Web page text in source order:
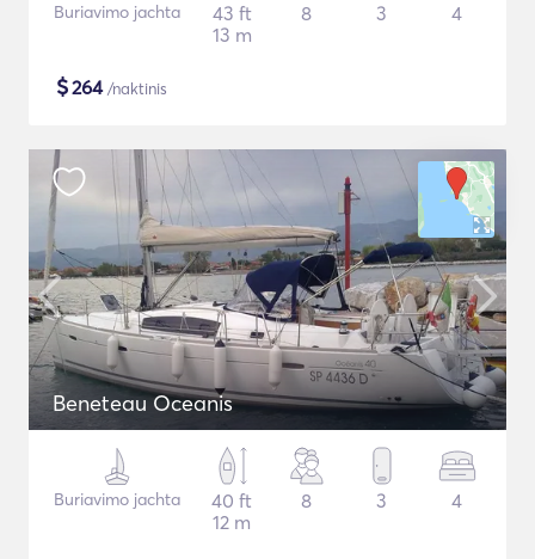
Buriavimo jachta
43 ft
13 m
8 3 4
$264/naktinis
Beneteau Oceanis
Buriavimo jachta
40 ft
12 m
8 3 4